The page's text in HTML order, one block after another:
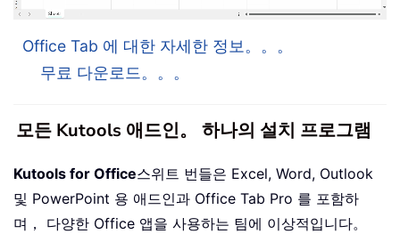
Office Tab 에 대한 자세한 정보。。。
무료 다운로드。。。
모든 Kutools 애드인。 하나의 설치 프로그램
Kutools for Office스위트 번들은 Excel, Word, Outlook
및 PowerPoint 용 애드인과 Office Tab Pro 를 포함하
며， 다양한 Office 앱을 사용하는 팀에 이상적입니다。